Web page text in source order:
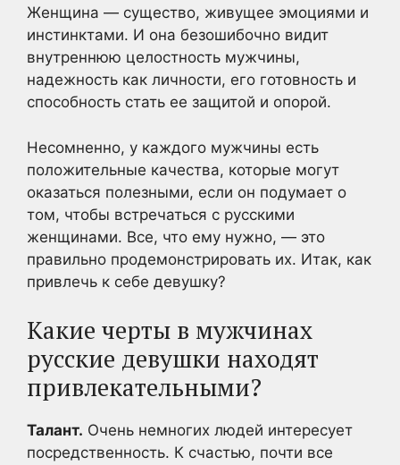
Женщина — существо, живущее эмоциями и
инстинктами. И она безошибочно видит
внутреннюю целостность мужчины,
надежность как личности, его готовность и
способность стать ее защитой и опорой.
Несомненно, у каждого мужчины есть
положительные качества, которые могут
оказаться полезными, если он подумает о
том, чтобы встречаться с русскими
женщинами. Все, что ему нужно, — это
правильно продемонстрировать их. Итак, как
привлечь к себе девушку?
Какие черты в мужчинах
русские девушки находят
привлекательными?
Талант. Очень немногих людей интересует
посредственность. К счастью, почти все